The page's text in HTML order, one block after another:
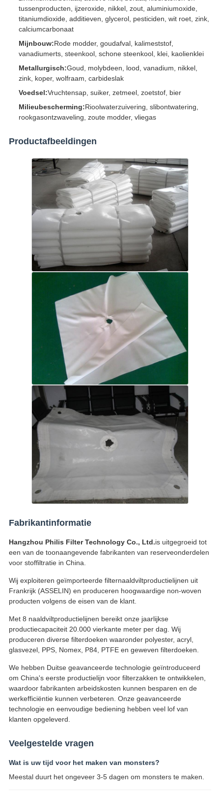
tussenproducten, ijzeroxide, nikkel, zout, aluminiumoxide,
titaniumdioxide, additieven, glycerol, pesticiden, wit roet, zink,
calciumcarbonaat
Mijnbouw:Rode modder, goudafval, kalimeststof,
vanadiumerts, steenkool, schone steenkool, klei, kaolienklei
Metallurgisch:Goud, molybdeen, lood, vanadium, nikkel,
zink, koper, wolfraam, carbideslak
Voedsel:Vruchtensap, suiker, zetmeel, zoetstof, bier
Milieubescherming:Rioolwaterzuivering, slibontwatering,
rookgasontzwaveling, zoute modder, vliegas
Productafbeeldingen
Fabrikantinformatie
Hangzhou Philis Filter Technology Co., Ltd.is uitgegroeid tot
een van de toonaangevende fabrikanten van reserveonderdelen
voor stoffiltratie in China.
Wij exploiteren geïmporteerde filternaaldviltproductielijnen uit
Frankrijk (ASSELIN) en produceren hoogwaardige non-woven
producten volgens de eisen van de klant.
Met 8 naaldviltproductielijnen bereikt onze jaarlijkse
productiecapaciteit 20.000 vierkante meter per dag. Wij
produceren diverse filterdoeken waaronder polyester, acryl,
glasvezel, PPS, Nomex, P84, PTFE en geweven filterdoeken.
We hebben Duitse geavanceerde technologie geïntroduceerd
om China's eerste productielijn voor filterzakken te ontwikkelen,
waardoor fabrikanten arbeidskosten kunnen besparen en de
werkefficiëntie kunnen verbeteren. Onze geavanceerde
technologie en eenvoudige bediening hebben veel lof van
klanten opgeleverd.
Veelgestelde vragen
Wat is uw tijd voor het maken van monsters?
Meestal duurt het ongeveer 3-5 dagen om monsters te maken.